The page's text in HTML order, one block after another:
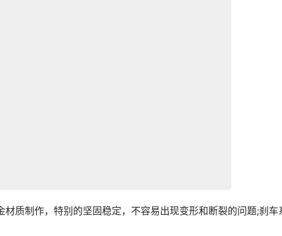
质制作，特别的坚固稳定，不容易出现变形和断裂的问题;刹车